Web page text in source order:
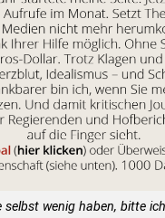
selbst wenig haben, bitte